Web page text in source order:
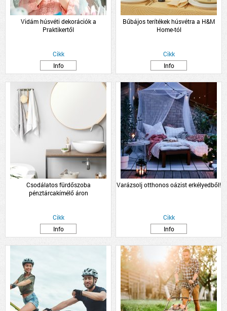
Vidám húsvéti dekorációk a
Praktikertől
Cikk
Info
Bűbájos terítékek húsvétra a H&M
Home-tól
Cikk
Info
Csodálatos fürdőszoba
pénztárcakímélő áron
Cikk
Info
Varázsolj otthonos oázist erkélyedből!
Cikk
Info